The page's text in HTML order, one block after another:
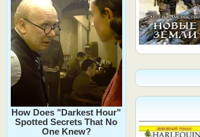
How Does "Darkest Hour"
Spotted Secrets That No
One Knew?